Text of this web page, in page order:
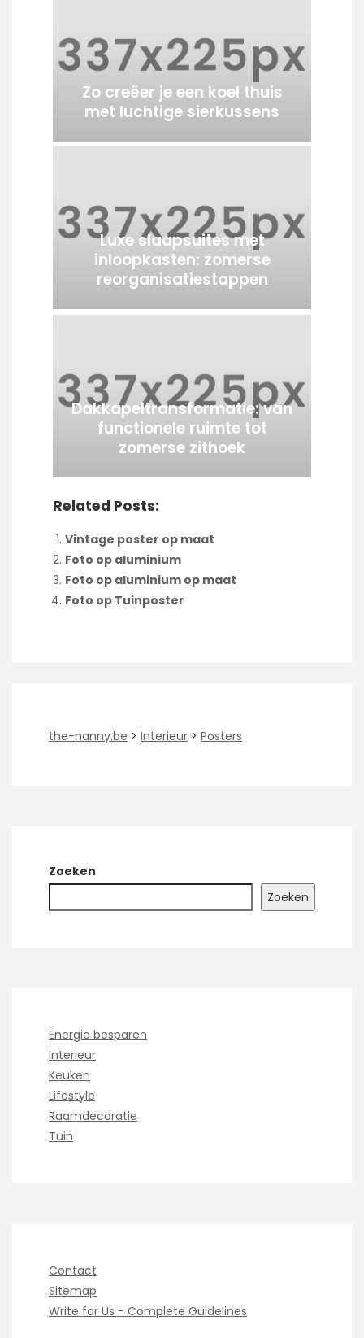
Zo creëer je een koel thuis
met luchtige sierkussens
Luxe slaapsuites met
inloopkasten: zomerse
reorganisatiestappen
Dakkapeltransformatie: van
functionele ruimte tot
zomerse zithoek
Related Posts:
Vintage poster op maat
Foto op aluminium
Foto op aluminium op maat
Foto op Tuinposter
the-nanny.be > Interieur > Posters
Zoeken
Zoeken
Energie besparen
Interieur
Keuken
Lifestyle
Raamdecoratie
Tuin
Contact
Sitemap
Write for Us - Complete Guidelines